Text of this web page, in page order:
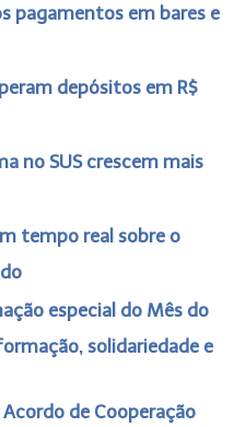
pagamentos em bares e
depósitos em R$
no SUS crescem mais
tempo real sobre o
especial do Mês do
solidariedade e
Acordo de Cooperação